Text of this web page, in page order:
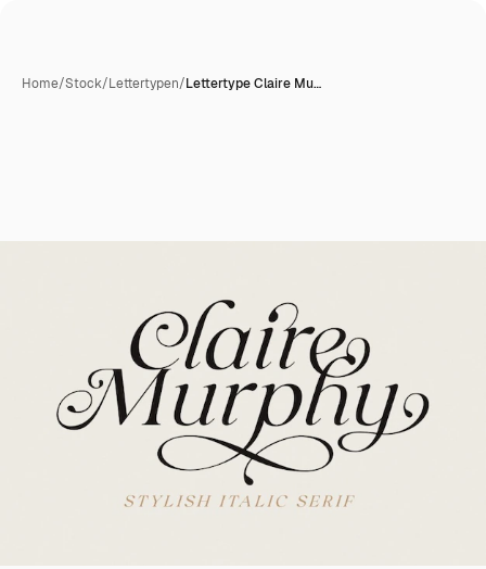
Home/Stock/Lettertypen/Lettertype Claire Mu…